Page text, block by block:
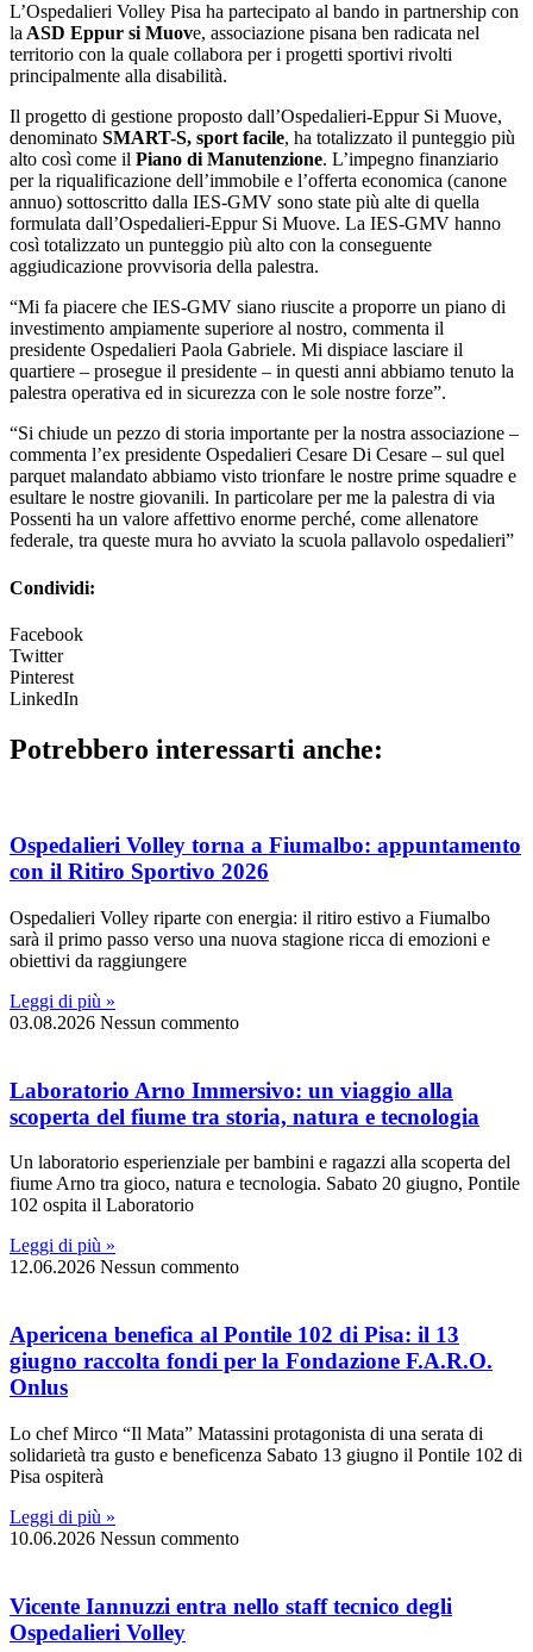
L’Ospedalieri Volley Pisa ha partecipato al bando in partnership con
la ASD Eppur si Muove, associazione pisana ben radicata nel
territorio con la quale collabora per i progetti sportivi rivolti
principalmente alla disabilità.
Il progetto di gestione proposto dall’Ospedalieri-Eppur Si Muove,
denominato SMART-S, sport facile, ha totalizzato il punteggio più
alto così come il Piano di Manutenzione. L’impegno finanziario
per la riqualificazione dell’immobile e l’offerta economica (canone
annuo) sottoscritto dalla IES-GMV sono state più alte di quella
formulata dall’Ospedalieri-Eppur Si Muove. La IES-GMV hanno
così totalizzato un punteggio più alto con la conseguente
aggiudicazione provvisoria della palestra.
“Mi fa piacere che IES-GMV siano riuscite a proporre un piano di
investimento ampiamente superiore al nostro, commenta il
presidente Ospedalieri Paola Gabriele. Mi dispiace lasciare il
quartiere – prosegue il presidente – in questi anni abbiamo tenuto la
palestra operativa ed in sicurezza con le sole nostre forze”.
“Si chiude un pezzo di storia importante per la nostra associazione –
commenta l’ex presidente Ospedalieri Cesare Di Cesare – sul quel
parquet malandato abbiamo visto trionfare le nostre prime squadre e
esultare le nostre giovanili. In particolare per me la palestra di via
Possenti ha un valore affettivo enorme perché, come allenatore
federale, tra queste mura ho avviato la scuola pallavolo ospedalieri”
Condividi:
Facebook
Twitter
Pinterest
LinkedIn
Potrebbero interessarti anche:
Ospedalieri Volley torna a Fiumalbo: appuntamento
con il Ritiro Sportivo 2026
Ospedalieri Volley riparte con energia: il ritiro estivo a Fiumalbo
sarà il primo passo verso una nuova stagione ricca di emozioni e
obiettivi da raggiungere
Leggi di più »
03.08.2026 Nessun commento
Laboratorio Arno Immersivo: un viaggio alla
scoperta del fiume tra storia, natura e tecnologia
Un laboratorio esperienziale per bambini e ragazzi alla scoperta del
fiume Arno tra gioco, natura e tecnologia. Sabato 20 giugno, Pontile
102 ospita il Laboratorio
Leggi di più »
12.06.2026 Nessun commento
Apericena benefica al Pontile 102 di Pisa: il 13
giugno raccolta fondi per la Fondazione F.A.R.O.
Onlus
Lo chef Mirco “Il Mata” Matassini protagonista di una serata di
solidarietà tra gusto e beneficenza Sabato 13 giugno il Pontile 102 di
Pisa ospiterà
Leggi di più »
10.06.2026 Nessun commento
Vicente Iannuzzi entra nello staff tecnico degli
Ospedalieri Volley